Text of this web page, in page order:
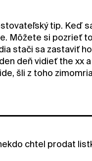
tip. Keď
Môžete si pozrieť
stači sa zastaviť
deň vidieť the xx
šli z toho
chtel prodat